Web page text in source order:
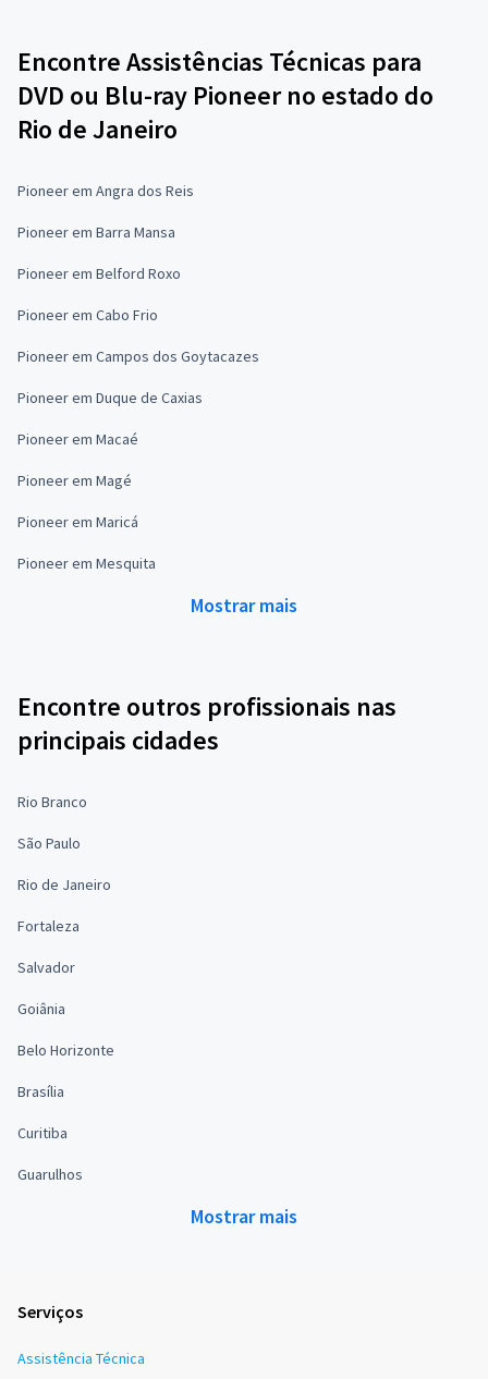
Encontre Assistências Técnicas para
DVD ou Blu-ray Pioneer no estado do
Rio de Janeiro
Pioneer em Angra dos Reis
Pioneer em Barra Mansa
Pioneer em Belford Roxo
Pioneer em Cabo Frio
Pioneer em Campos dos Goytacazes
Pioneer em Duque de Caxias
Pioneer em Macaé
Pioneer em Magé
Pioneer em Maricá
Pioneer em Mesquita
Mostrar mais
Encontre outros profissionais nas
principais cidades
Rio Branco
São Paulo
Rio de Janeiro
Fortaleza
Salvador
Goiânia
Belo Horizonte
Brasília
Curitiba
Guarulhos
Mostrar mais
Serviços
Assistência Técnica